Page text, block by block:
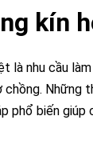
kín
là nhu cầu
Những
phổ biến